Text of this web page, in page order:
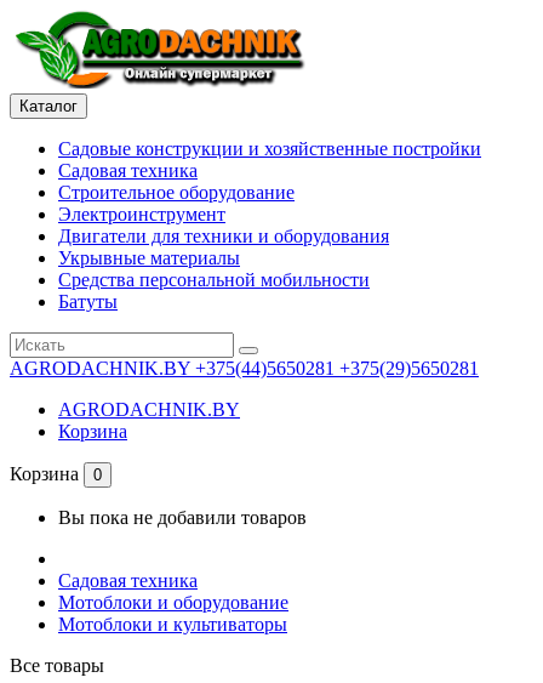
Каталог
Садовые конструкции и хозяйственные постройки
Садовая техника
Строительное оборудование
Электроинструмент
Двигатели для техники и оборудования
Укрывные материалы
Средства персональной мобильности
Батуты
AGRODACHNIK.BY +375(44)5650281 +375(29)5650281
AGRODACHNIK.BY
Корзина
Корзина 0
Вы пока не добавили товаров
Садовая техника
Мотоблоки и оборудование
Мотоблоки и культиваторы
Все товары